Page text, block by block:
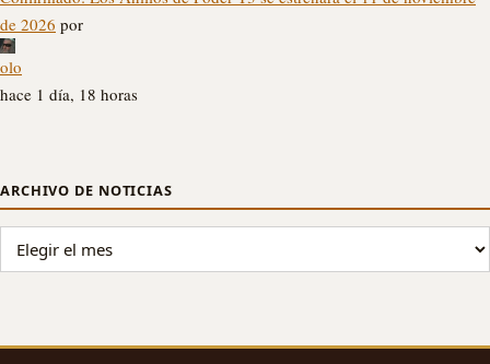
de 2026 por
olo
hace 1 día, 18 horas
ARCHIVO DE NOTICIAS
ARCHIVO DE NOTICIAS